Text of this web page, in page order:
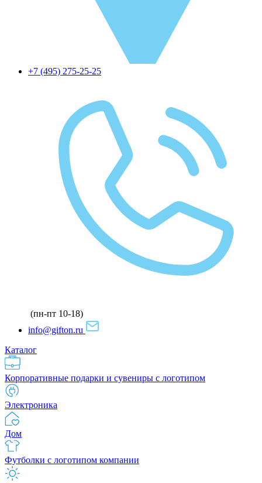
+7 (495) 275-25-25
(пн-пт 10-18)
info@gifton.ru
Каталог
Корпоративные подарки и сувениры с логотипом
Электроника
Дом
Футболки с логотипом компании